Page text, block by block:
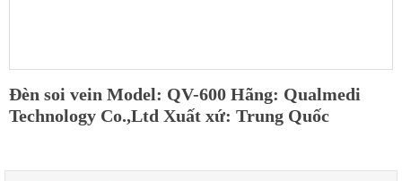
Đèn soi vein Model: QV-600 Hãng: Qualmedi
Technology Co.,Ltd Xuất xứ: Trung Quốc